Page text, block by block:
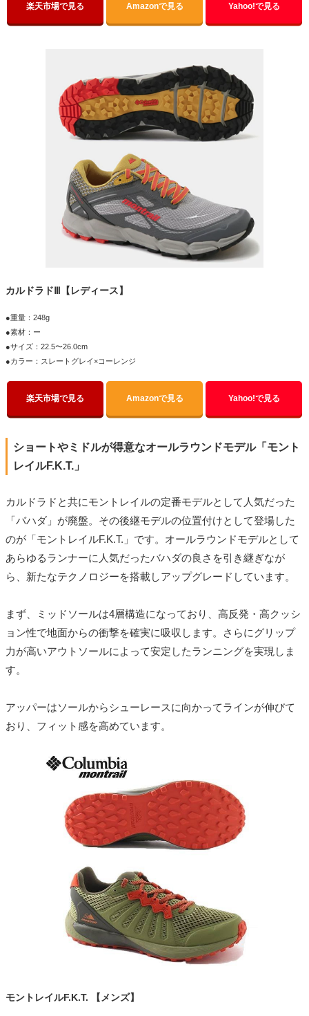
楽天市場で見る Amazonで見る Yahoo!で見る
カルドラドⅢ【レディース】
●重量：248g
●素材：ー
●サイズ：22.5〜26.0cm
●カラー：スレートグレイ×コーレンジ
楽天市場で見る Amazonで見る Yahoo!で見る
ショートやミドルが得意なオールラウンドモデル「モント
レイルF.K.T.」
カルドラドと共にモントレイルの定番モデルとして人気だった
「バハダ」が廃盤。その後継モデルの位置付けとして登場した
のが「モントレイルF.K.T.」です。オールラウンドモデルとして
あらゆるランナーに人気だったバハダの良さを引き継ぎなが
ら、新たなテクノロジーを搭載しアップグレードしています。
まず、ミッドソールは4層構造になっており、高反発・高クッシ
ョン性で地面からの衝撃を確実に吸収します。さらにグリップ
力が高いアウトソールによって安定したランニングを実現しま
す。
アッパーはソールからシューレースに向かってラインが伸びて
おり、フィット感を高めています。
モントレイルF.K.T. 【メンズ】